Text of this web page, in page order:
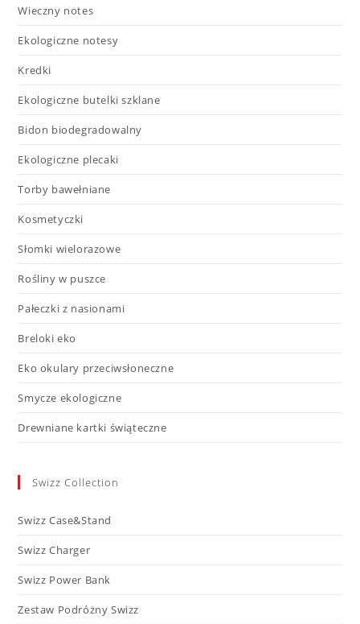
Wieczny notes
Ekologiczne notesy
Kredki
Ekologiczne butelki szklane
Bidon biodegradowalny
Ekologiczne plecaki
Torby bawełniane
Kosmetyczki
Słomki wielorazowe
Rośliny w puszce
Pałeczki z nasionami
Breloki eko
Eko okulary przeciwsłoneczne
Smycze ekologiczne
Drewniane kartki świąteczne
Swizz Collection
Swizz Case&Stand
Swizz Charger
Swizz Power Bank
Zestaw Podróżny Swizz